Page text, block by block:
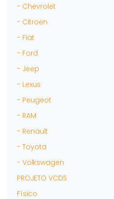
- Chevrolet
- Citroen
- Fiat
- Ford
- Jeep
- Lexus
- Peugeot
- RAM
- Renault
- Toyota
- Volkswagen
PROJETO VCDS
Físico